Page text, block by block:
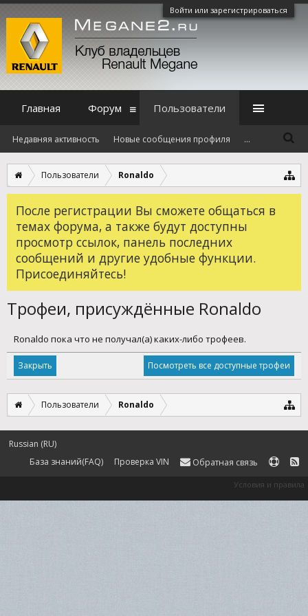
Войти или зарегистрироваться
Пользователи Ronaldo
После регистрации Вы сможете общаться в
темах форума, а также будут доступны
просмотр ссылок, панель последних
сообщений и другие удобные функции.
Присоединяйтесь!
Трофеи, присуждённые Ronaldo
Ronaldo пока что не получал(а) каких-либо трофеев.
Посмотреть все доступные трофеи
Пользователи Ronaldo
Главная Форум Пользователи
Недавняя активность Новые сообщения профиля ...
Russian (RU)
База знаний(FAQ)
Проверка VIN Обратная связь
Условия и правила